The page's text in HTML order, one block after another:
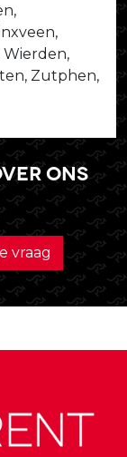
Wierden,
Zutphen,
ons
vraag